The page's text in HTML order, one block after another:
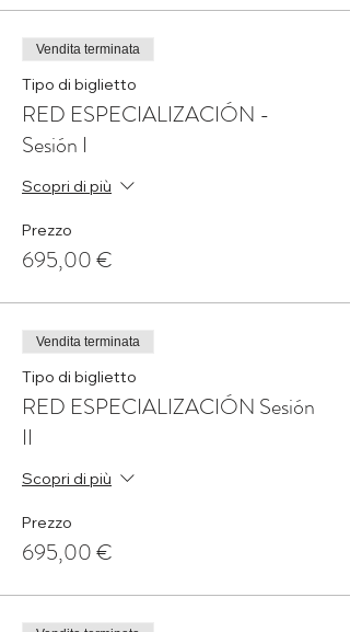
Vendita terminata
Tipo di biglietto
RED ESPECIALIZACIÓN -
Sesión I
Scopri di più
Prezzo
695,00 €
Vendita terminata
Tipo di biglietto
RED ESPECIALIZACIÓN Sesión
II
Scopri di più
Prezzo
695,00 €